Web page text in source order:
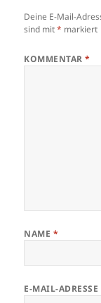
Deine E-Mail-
sind mit* markiert
KOMMENTAR*
NAME *
E-MAIL-ADRESSE